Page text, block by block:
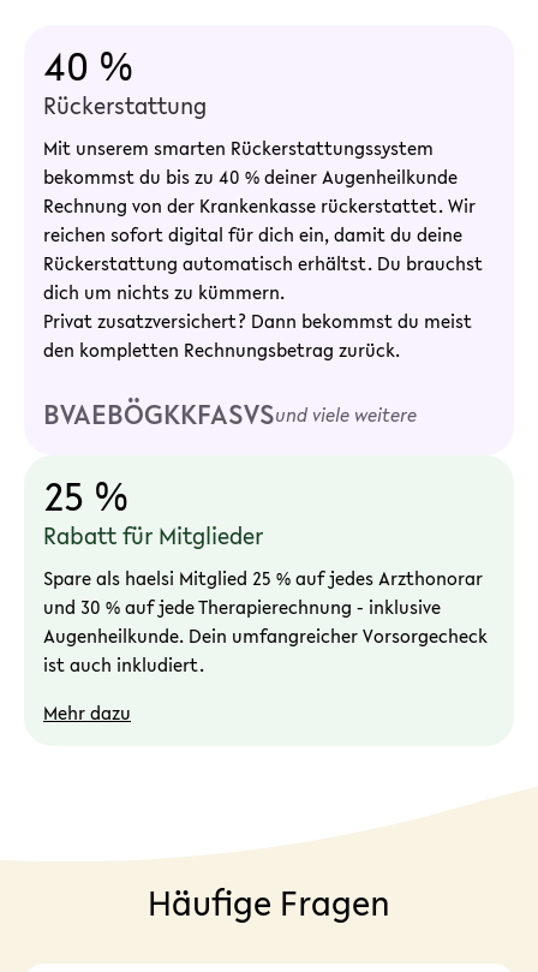
40 %
Rückerstattung
Mit unserem smarten Rückerstattungssystem
bekommst du bis zu 40 % deiner Augenheilkunde
Rechnung von der Krankenkasse rückerstattet. Wir
reichen sofort digital für dich ein, damit du deine
Rückerstattung automatisch erhältst. Du brauchst
dich um nichts zu kümmern.
Privat zusatzversichert? Dann bekommst du meist
den kompletten Rechnungsbetrag zurück.
BVAEBÖGKKFASVSund viele weitere
25 %
Rabatt für Mitglieder
Spare als haelsi Mitglied 25 % auf jedes Arzthonorar
und 30 % auf jede Therapierechnung - inklusive
Augenheilkunde. Dein umfangreicher Vorsorgecheck
ist auch inkludiert.
Mehr dazu
Häufige Fragen